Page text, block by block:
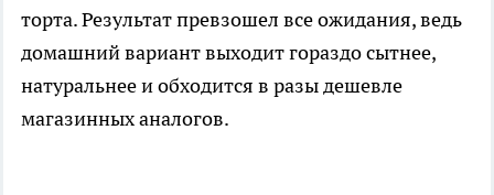
торта. Результат превзошел все ожидания, ведь
домашний вариант выходит гораздо сытнее,
натуральнее и обходится в разы дешевле
магазинных аналогов.